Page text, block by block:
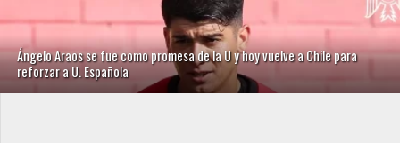
Ángelo Araos se fue como promesa de la U y hoy vuelve a Chile para
reforzar a U. Española